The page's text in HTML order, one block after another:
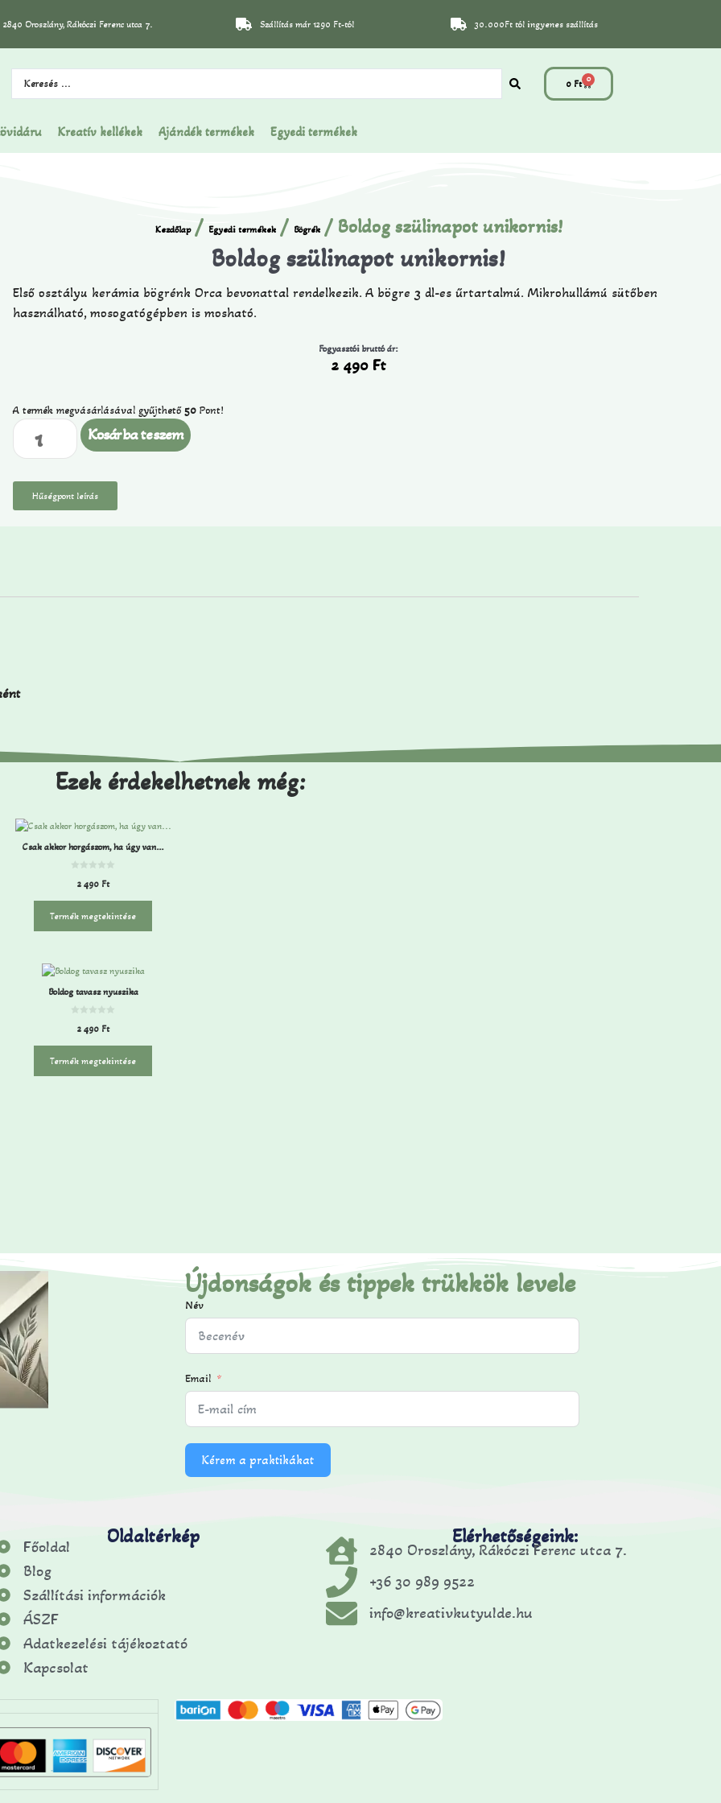
2840 Oroszlány, Rákóczi Ferenc utca 7. Szállítás már 1290 Ft-tól 30.000Ft tól ingyenes szállítás
0 Ft 0
Kreatív kellékek Ajándék termékek Egyedi termékek
Kezdőlap/ Egyedi termékek/ Bögrék/ Boldog szülinapot unikornis!
Boldog szülinapot unikornis!
Első osztályu kerámia bögrénk Orca bevonattal rendelkezik. A bögre 3 dl-es űrtartalmú. Mikrohullámú sütőben
használható, mosogatógépben is mosható.
Fogyasztói bruttó ár:
2 490 Ft
A termék megvásárlásával gyűjthető50Pont!
Kosárba teszem
Hűségpont leírás
Ezek érdekelhetnek még:
Csak akkor horgászom, ha úgy van…
5
b
l
2 490 Ft
Termék megtekintése
Boldog tavasz nyuszika
5
b
l
2 490 Ft
Termék megtekintése
Újdonságok és tippek trükkök levele
Név
Email
Kérem a praktikákat
Oldaltérkép
Főoldal
Blog
Szállítási információk
ÁSZF
Adatkezelési tájékoztató
Kapcsolat
Elérhetőségeink:
2840 Oroszlány, Rákóczi Ferenc utca 7.
+36 30 989 9522
info@kreativkutyulde.hu